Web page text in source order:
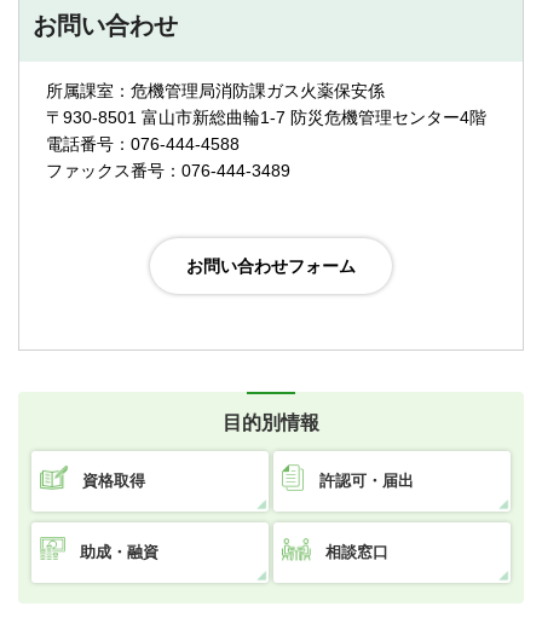
お問い合わせ
所属課室：危機管理局消防課ガス火薬保安係
〒930-8501 富山市新総曲輪1-7 防災危機管理センター4階
電話番号：076-444-4588
ファックス番号：076-444-3489
目的別情報
資格取得 許認可・届出
助成・融資 相談窓口